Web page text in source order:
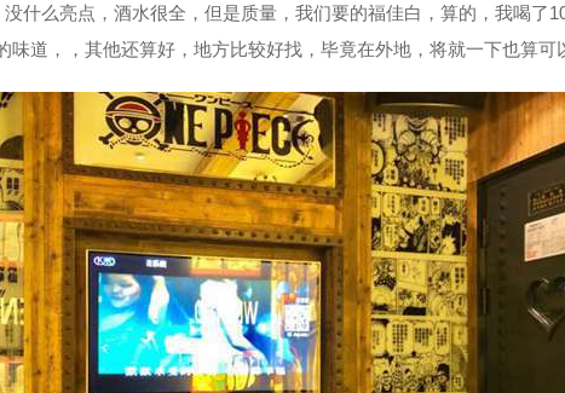
什么亮点，酒水很全，但是质量，我们要的福佳白，算的，我喝了
味道，，其他还算好，地方比较好找，毕竟在外地，将就一下也算可